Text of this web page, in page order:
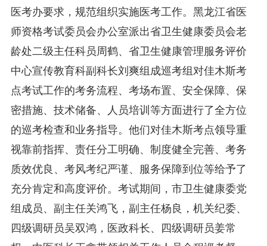
医考办要求，规范组织实施医考工作。黑龙江省医
师资格考试委员会办公室派出省卫生健康委员会老
龄处二级主任科员周鹤、省卫生健康管理服务评价
中心宣传教育科副科长刘爽组成巡考组对佳木斯考
点考试工作的考务流程、考场布置、安全保障、保
密措施、技术储备、人员培训等方面进行了全方位
的巡考检查和业务指导。他们对佳木斯考点领导重
视靠前指挥、责任分工明确、制度健全完善、考务
质效优良、考风考纪严谨、服务保障到位等给予了
充分肯定和高度评价。考试期间，市卫生健康委党
组成员、副主任关鸿飞，副主任杨良，机关纪委、
四级调研员吴双鸿，医政科长、四级调研员姜常